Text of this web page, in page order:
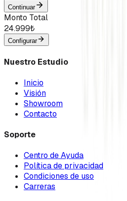
Continuar
Monto Total
24.999₺
Configurar
Nuestro Estudio
Inicio
Visión
Showroom
Contacto
Soporte
Centro de Ayuda
Política de privacidad
Condiciones de uso
Carreras